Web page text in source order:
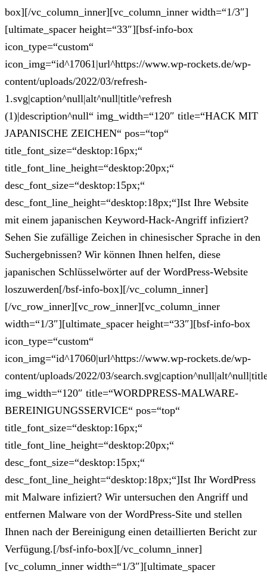
box][/vc_column_inner][vc_column_inner width=“1/3″]
[ultimate_spacer height=“33″][bsf-info-box
icon_type=“custom“
icon_img=“id^17061|url^https://www.wp-rockets.de/wp-
content/uploads/2022/03/refresh-
1.svg|caption^null|alt^null|title^refresh
(1)|description^null“ img_width=“120″ title=“HACK MIT
JAPANISCHE ZEICHEN“ pos=“top“
title_font_size=“desktop:16px;“
title_font_line_height=“desktop:20px;“
desc_font_size=“desktop:15px;“
desc_font_line_height=“desktop:18px;“]Ist Ihre Website
mit einem japanischen Keyword-Hack-Angriff infiziert?
Sehen Sie zufällige Zeichen in chinesischer Sprache in den
Suchergebnissen? Wir können Ihnen helfen, diese
japanischen Schlüsselwörter auf der WordPress-Website
loszuwerden[/bsf-info-box][/vc_column_inner]
[/vc_row_inner][vc_row_inner][vc_column_inner
width=“1/3″][ultimate_spacer height=“33″][bsf-info-box
icon_type=“custom“
icon_img=“id^17060|url^https://www.wp-rockets.de/wp-
content/uploads/2022/03/
img_width=“120″ title=“WORDPRESS-MALWARE-
BEREINIGUNGSSERVICE“ pos=“top“
title_font_size=“desktop:16px;“
title_font_line_height=“desktop:20px;“
desc_font_size=“desktop:15px;“
desc_font_line_height=“desktop:18px;“]Ist Ihr WordPress
mit Malware infiziert? Wir untersuchen den Angriff und
entfernen Malware von der WordPress-Site und stellen
Ihnen nach der Bereinigung einen detaillierten Bericht zur
Verfügung.[/bsf-info-box][/vc_column_inner]
[vc_column_inner width=“1/3″][ultimate_spacer